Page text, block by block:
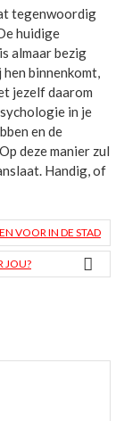
tegenwoordig
huidige
almaar bezig
binnenkomt,
jezelf daarom
in je
en de
deze manier zul
Handig, of
VOOR IN DE STAD
JOU?